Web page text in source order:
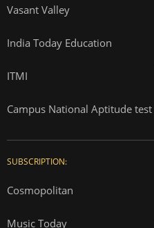
Vasant Valley
India Today Education
ITMI
Campus National Aptitude test
SUBSCRIPTION:
Cosmopolitan
Music Today